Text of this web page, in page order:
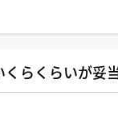
らくらいが妥